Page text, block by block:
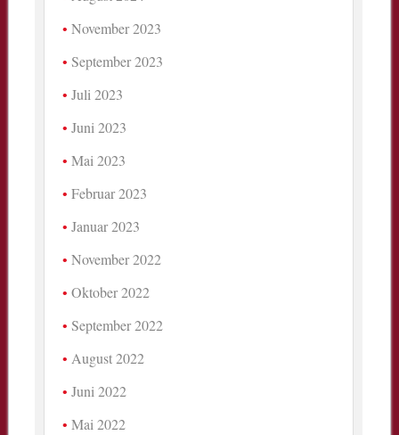
November 2023
September 2023
Juli 2023
Juni 2023
Mai 2023
Februar 2023
Januar 2023
November 2022
Oktober 2022
September 2022
August 2022
Juni 2022
Mai 2022